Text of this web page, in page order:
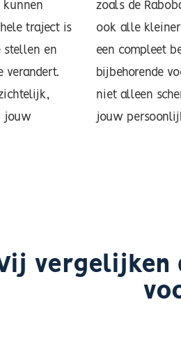
traject is
stellen en
verandert.
jouw
zoals de
ook alle
een compleet
bijbehorende
niet alleen
jouw
vergelijken